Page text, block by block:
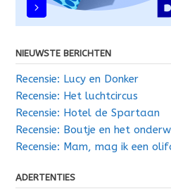
NIEUWSTE BERICHTEN
Recensie: Lucy en Donker
Recensie: Het luchtcircus
Recensie: Hotel de Spartaan
Recensie: Boutje en het
Recensie: Mam, mag ik een
ADERTENTIES